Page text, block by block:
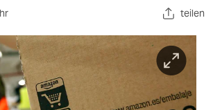
teilen